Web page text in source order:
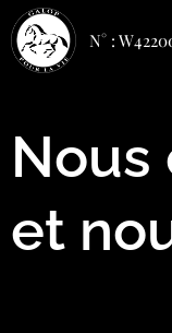
N° :
et